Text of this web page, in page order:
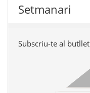
Setmanari
Subscriu-te al